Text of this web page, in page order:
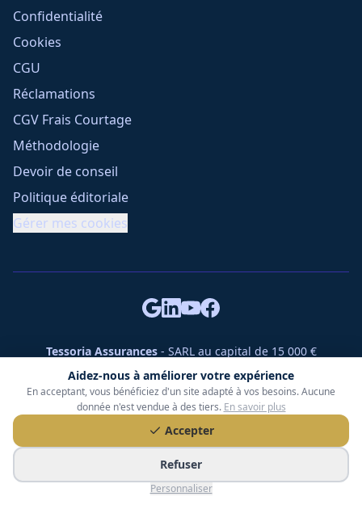
Aidez-nous à améliorer votre expérience
En acceptant, vous bénéficiez d'un site adapté à vos besoins. Aucune
donnée n'est vendue à des tiers. En savoir plus
Accepter
Refuser
Personnaliser
Confidentialité
Cookies
CGU
Réclamations
CGV Frais Courtage
Méthodologie
Devoir de conseil
Politique éditoriale
Gérer mes cookies
Tessoria Assurances- SARL au capital de 15 000 €
ORIAS n° 25007309 - RCS 990 206 179 - Membre du réseau
360 Courtage
RC Pro : Klarity - Contrat n° CCOUK000785
49 chemin des Gardettes Sine, 06570 Saint-Paul-de-Vence
© Tessoria Assurances. Tous droits réservés.